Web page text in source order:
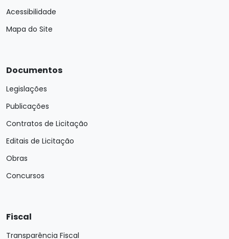
Acessibilidade
Mapa do Site
Documentos
Legislações
Publicações
Contratos de Licitação
Editais de Licitação
Obras
Concursos
Fiscal
Transparência Fiscal